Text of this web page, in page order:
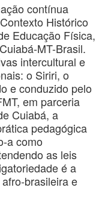
contínua
Histórico
Educação Física,
MT-Brasil.
intercultural e
o Siriri, o
e conduzido pelo
em parceria
Cuiabá, a
pedagógica
a como
as leis
é a
brasileira e